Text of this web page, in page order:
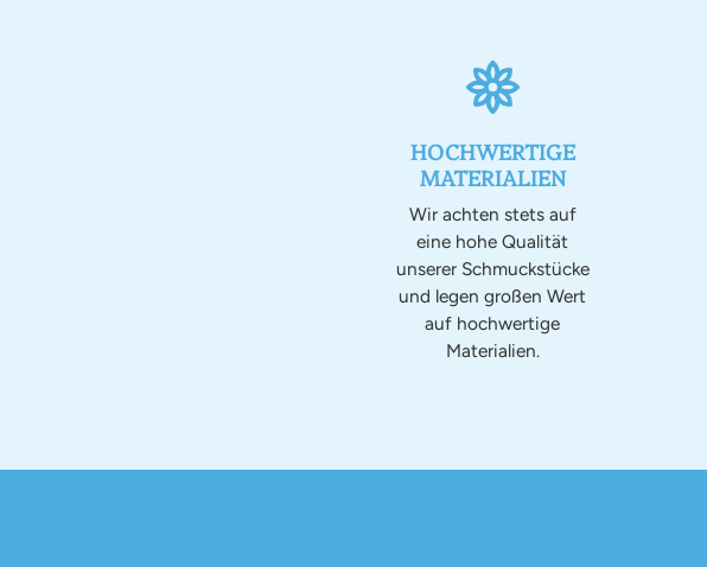
HOCHWERTIGE
MATERIALIEN
Wir achten stets auf
eine hohe Qualität
unserer Schmuckstücke
und legen großen Wert
auf hochwertige
Materialien.